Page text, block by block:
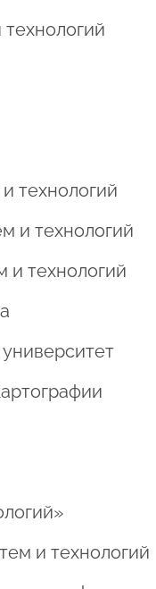
технологий
и технологий
и технологий
и технологий